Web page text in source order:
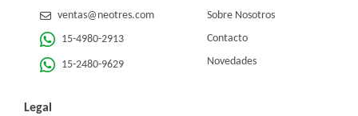
ventas@neotres.com
15-4980-2913
15-2480-9629
Sobre Nosotros
Contacto
Novedades
Legal